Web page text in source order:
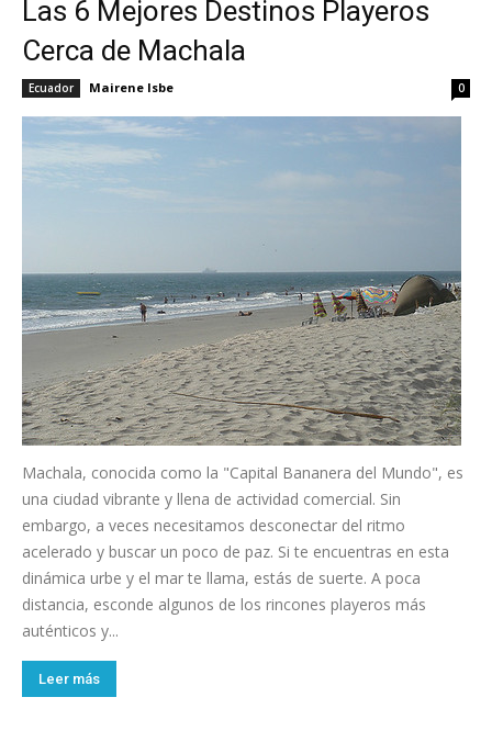
Las 6 Mejores Destinos Playeros
Cerca de Machala
Ecuador Mairene Isbe 0
Machala, conocida como la "Capital Bananera del Mundo", es
una ciudad vibrante y llena de actividad comercial. Sin
embargo, a veces necesitamos desconectar del ritmo
acelerado y buscar un poco de paz. Si te encuentras en esta
dinámica urbe y el mar te llama, estás de suerte. A poca
distancia, esconde algunos de los rincones playeros más
auténticos y...
Leer más